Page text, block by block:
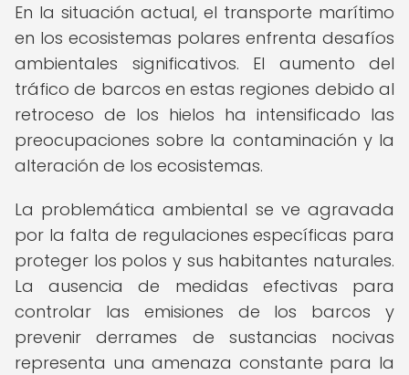
En la situación actual, el transporte marítimo
en los ecosistemas polares enfrenta desafíos
ambientales significativos. El aumento del
tráfico de barcos en estas regiones debido al
retroceso de los hielos ha intensificado las
preocupaciones sobre la contaminación y la
alteración de los ecosistemas.
La problemática ambiental se ve agravada
por la falta de regulaciones específicas para
proteger los polos y sus habitantes naturales.
La ausencia de medidas efectivas para
controlar las emisiones de los barcos y
prevenir derrames de sustancias nocivas
representa una amenaza constante para la